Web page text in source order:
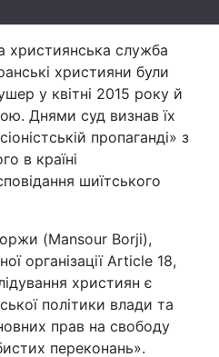
християнська служба
християни були
у квітні 2015 року й
Днями суд визнав їх
пропаганді» з
в країні
шиїтського
(Mansour Borji),
організації Article 18,
християн є
політики влади та
прав на свободу
переконань».